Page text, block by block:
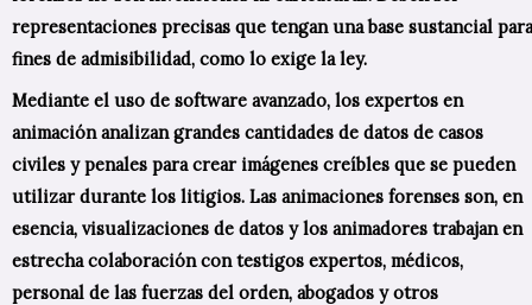
representaciones precisas que tengan una base sustancial para
fines de admisibilidad, como lo exige la ley.
Mediante el uso de software avanzado, los expertos en
animación analizan grandes cantidades de datos de casos
civiles y penales para crear imágenes creíbles que se pueden
utilizar durante los litigios. Las animaciones forenses son, en
esencia, visualizaciones de datos y los animadores trabajan en
estrecha colaboración con testigos expertos, médicos,
personal de las fuerzas del orden, abogados y otros